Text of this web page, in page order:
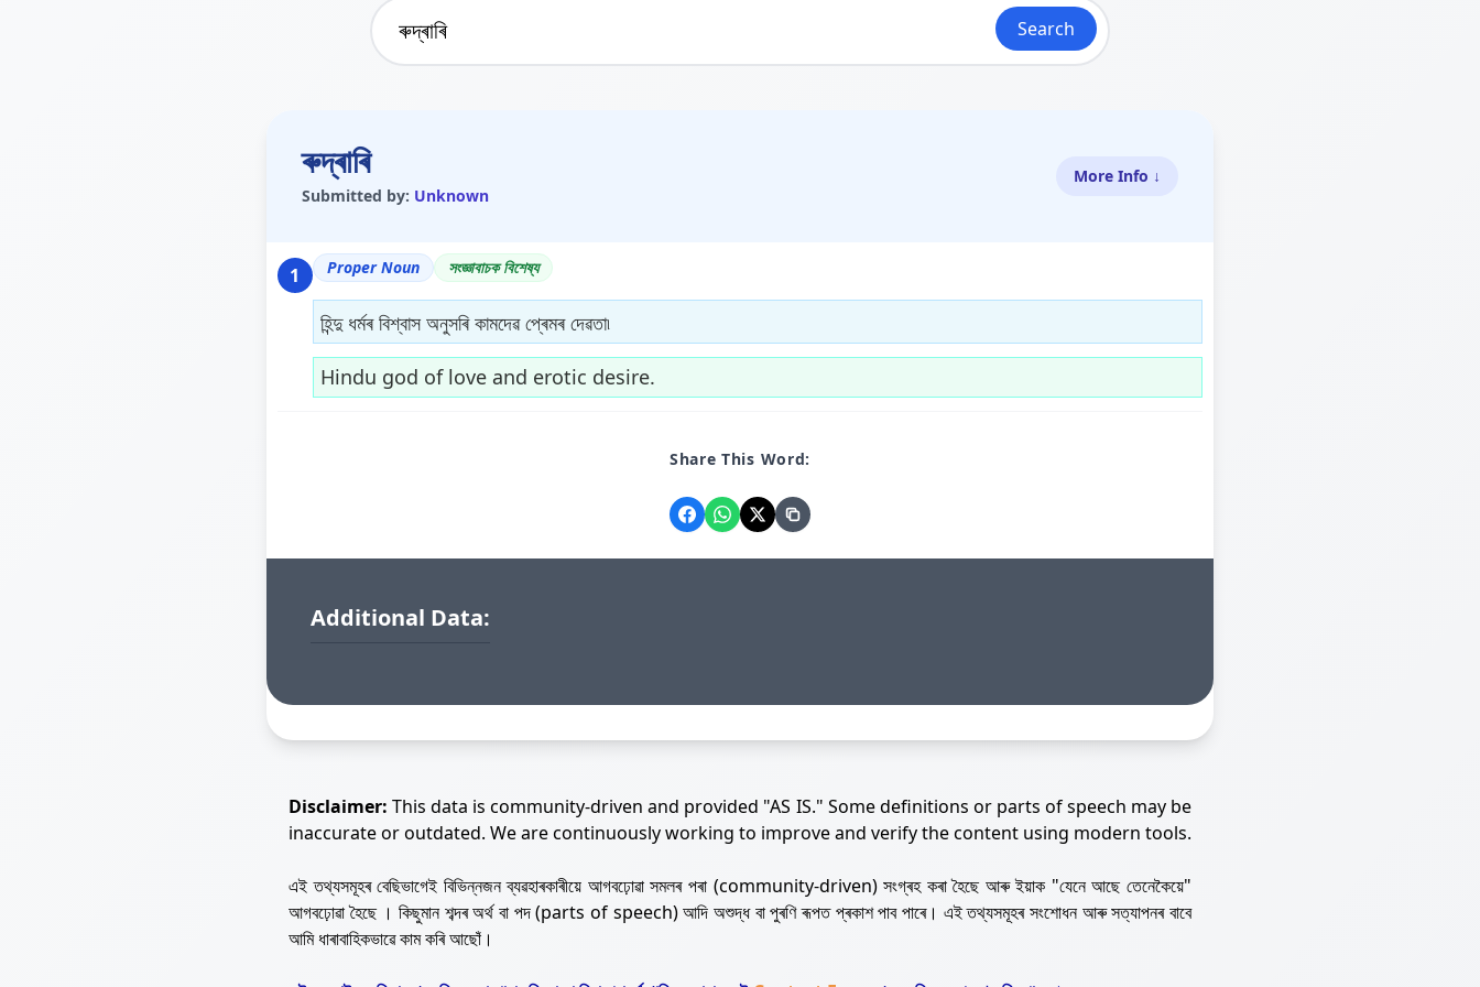
Search
ৰুদ্ৰাৰি
Submitted by: Unknown
More Info ↓
1 Proper Noun সংজ্ঞাবাচক বিশেষ্য
হিন্দু ধৰ্মৰ বিশ্বাস অনুসৰি কামদেৱ প্ৰেমৰ দেৱতা৷
Hindu god of love and erotic desire.
Share This Word:
Additional Data:
Disclaimer: This data is community-driven and provided "AS IS." Some definitions or parts of speech may be
inaccurate or outdated. We are continuously working to improve and verify the content using modern tools.
এই তথ্যসমূহৰ বেছিভাগেই বিভিন্নজন ব্যৱহাৰকাৰীয়ে আগবঢ়োৱা সমলৰ পৰা (community-driven) সংগ্ৰহ কৰা হৈছে আৰু ইয়াক "যেনে আছে তেনেকৈয়ে"
আগবঢ়োৱা হৈছে । কিছুমান শব্দৰ অৰ্থ বা পদ (parts of speech) আদি অশুদ্ধ বা পুৰণি ৰূপত প্ৰকাশ পাব পাৰে। এই তথ্যসমূহৰ সংশোধন আৰু সত্যাপনৰ বাবে
আমি ধাৰাবাহিকভাৱে কাম কৰি আছোঁ।